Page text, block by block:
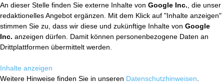
An dieser Stelle finden Sie externe Inhalte von Google Inc. , die unser
redaktionelles Angebot ergänzen. Mit dem Klick auf "Inhalte anzeigen"
stimmen Sie zu, dass wir diese und zukünftige Inhalte von Google
Inc. anzeigen dürfen. Damit können personenbezogene Daten an
Drittplattformen übermittelt werden.
Inhalte anzeigen
Weitere Hinweise finden Sie in unseren Datenschutzhinweisen